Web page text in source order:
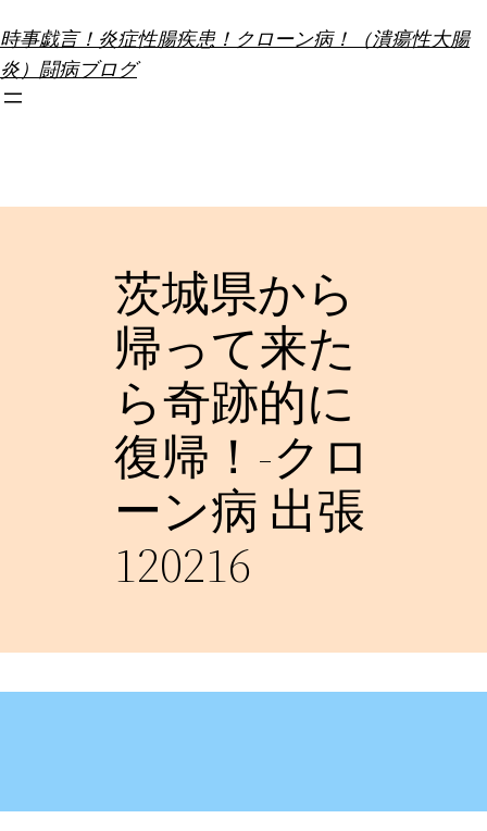
容
を
ス
時事戯言！炎症性腸疾患！クローン病！（潰瘍性大腸
炎）闘病ブログ
茨城県から
帰って来た
ら奇跡的に
復帰！-クロ
ーン病 出張
120216